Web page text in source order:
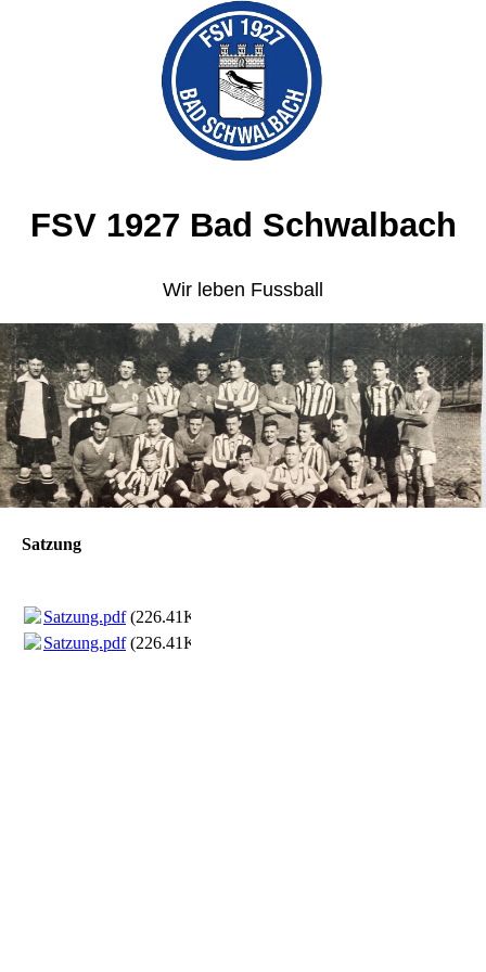
FSV 1927 Bad Schwalbach
Wir leben Fussball
Satzung
Satzung.pdf(226.41KB)
Satzung.pdf(226.41KB)